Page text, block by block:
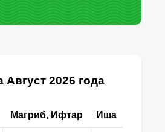
2026 года
Магриб, Ифтар Иша